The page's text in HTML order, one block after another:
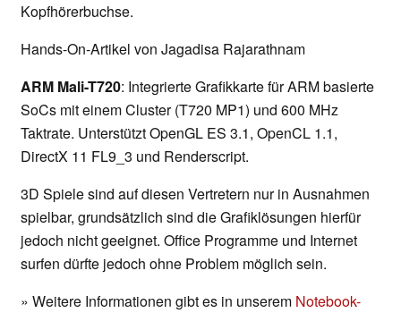
Kopfhörerbuchse.
Hands-On-Artikel von Jagadisa Rajarathnam
ARM Mali-T720: Integrierte Grafikkarte für ARM basierte
SoCs mit einem Cluster (T720 MP1) und 600 MHz
Taktrate. Unterstützt OpenGL ES 3.1, OpenCL 1.1,
DirectX 11 FL9_3 und Renderscript.
3D Spiele sind auf diesen Vertretern nur in Ausnahmen
spielbar, grundsätzlich sind die Grafiklösungen hierfür
jedoch nicht geeignet. Office Programme und Internet
surfen dürfte jedoch ohne Problem möglich sein.
» Weitere Informationen gibt es in unserem Notebook-